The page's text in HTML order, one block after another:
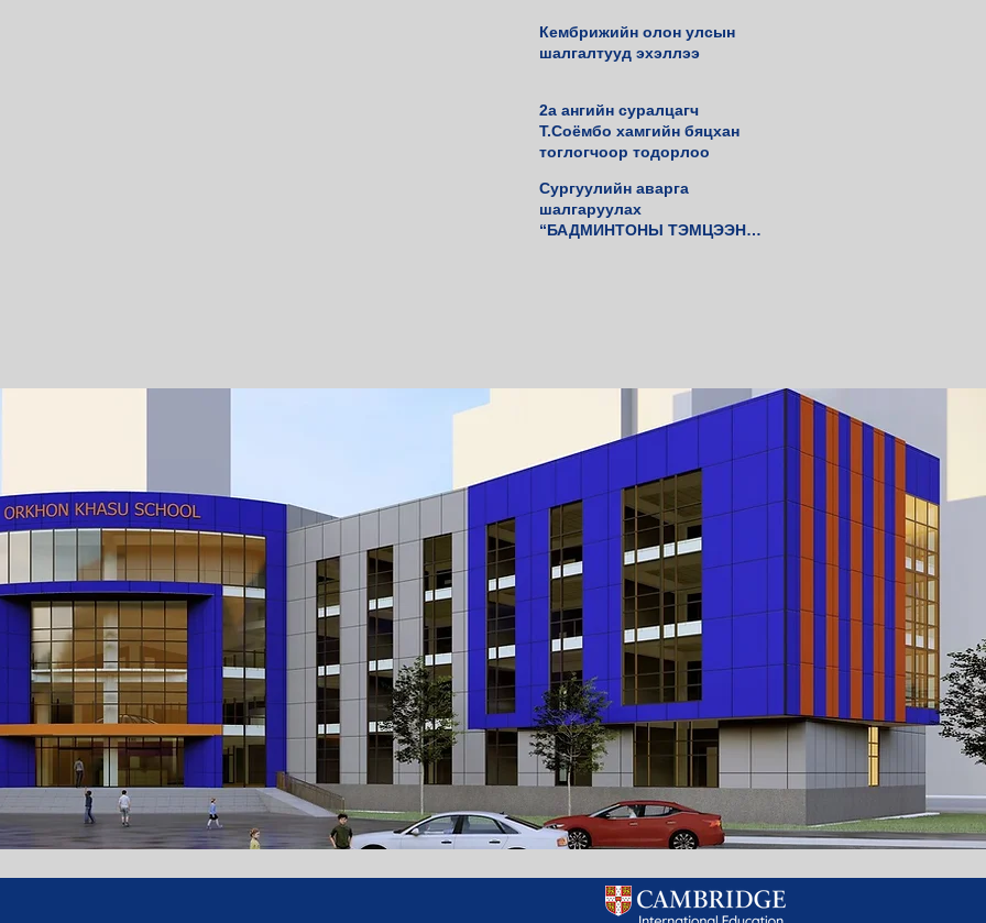
Кембрижийн олон улсын
шалгалтууд эхэллээ
2а ангийн суралцагч
Т.Соёмбо хамгийн бяцхан
тоглогчоор тодорлоо
Сургуулийн аварга
шалгаруулах
“БАДМИНТОНЫ ТЭМЦЭЭН”